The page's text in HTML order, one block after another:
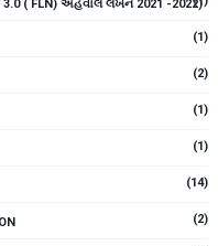
3.0 ( FLN) અહેવાલ લેખન 2021 -2022)
(1)
(2)
(1)
(1)
(14)
(2)